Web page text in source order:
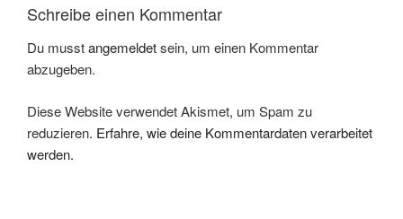
Schreibe einen Kommentar
Du musstangemeldetsein, um einen Kommentar
abzugeben.
Diese Website verwendet Akismet, um Spam zu
reduzieren. Erfahre, wie deine Kommentardaten verarbeitet
werden.